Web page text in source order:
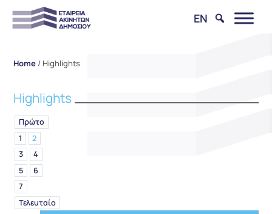
EN
Home / Highlights
Highlights
Πρώτο
1
2
3
4
5
6
7
Τελευταίο